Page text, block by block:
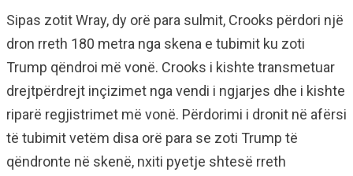
Sipas zotit Wray, dy orë para sulmit, Crooks përdori një
dron rreth 180 metra nga skena e tubimit ku zoti
Trump qëndroi më vonë. Crooks i kishte transmetuar
drejtpërdrejt inçizimet nga vendi i ngjarjes dhe i kishte
riparë regjistrimet më vonë. Përdorimi i dronit në afërsi
të tubimit vetëm disa orë para se zoti Trump të
qëndronte në skenë, nxiti pyetje shtesë rreth